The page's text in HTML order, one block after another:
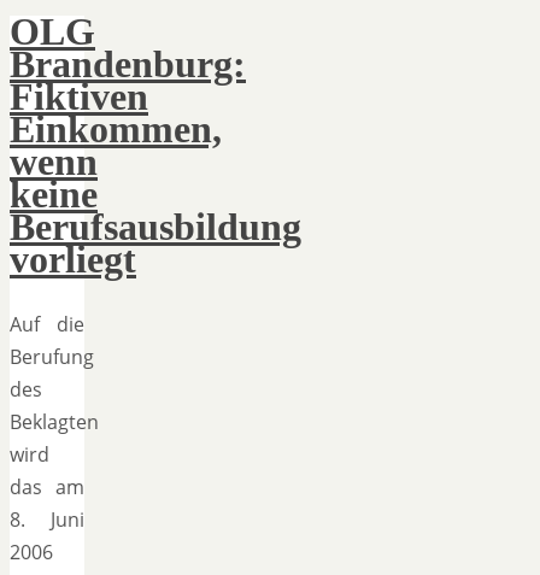
OLG
Brandenburg:
Fiktiven
Einkommen,
wenn
keine
Berufsausbildung
vorliegt
Auf die
Berufung
des
Beklagten
wird
das am
8. Juni
2006